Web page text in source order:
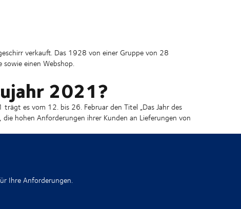
verkauft. Das 1928 von einer Gruppe von 28
einen Webshop.
2021?
es vom 12. bis 26. Februar den Titel „Das Jahr des
die hohen Anforderungen ihrer Kunden an Lieferungen von
Ihre Anforderungen.